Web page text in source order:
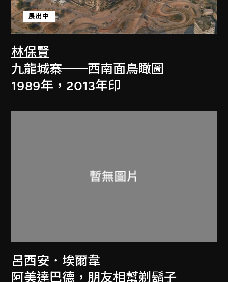
林保賢
展出中
九龍城寨──西南面鳥瞰圖
1989年，2013年印
呂西安．埃爾韋
阿美達巴德，朋友相幫剃鬍子